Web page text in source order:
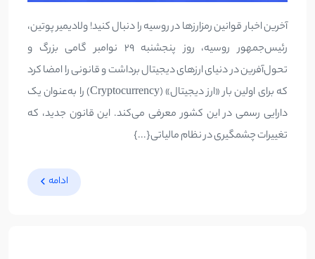
آخرین اخبار قوانین رمزارزها در روسیه را دنبال کنید! ولادیمیر پوتین،
رئیس‌جمهور روسیه، روز پنجشنبه 29 نوامبر گامی بزرگ و
تحول‌آفرین در دنیای ارزهای دیجیتال برداشت و قانونی را امضا کرد
که برای اولین بار «ارز دیجیتال» (Cryptocurrency) را به‌عنوان یک
دارایی رسمی در این کشور معرفی می‌کند. این قانون جدید، که
تغییرات چشمگیری در نظام مالیاتی{...}
ادامه